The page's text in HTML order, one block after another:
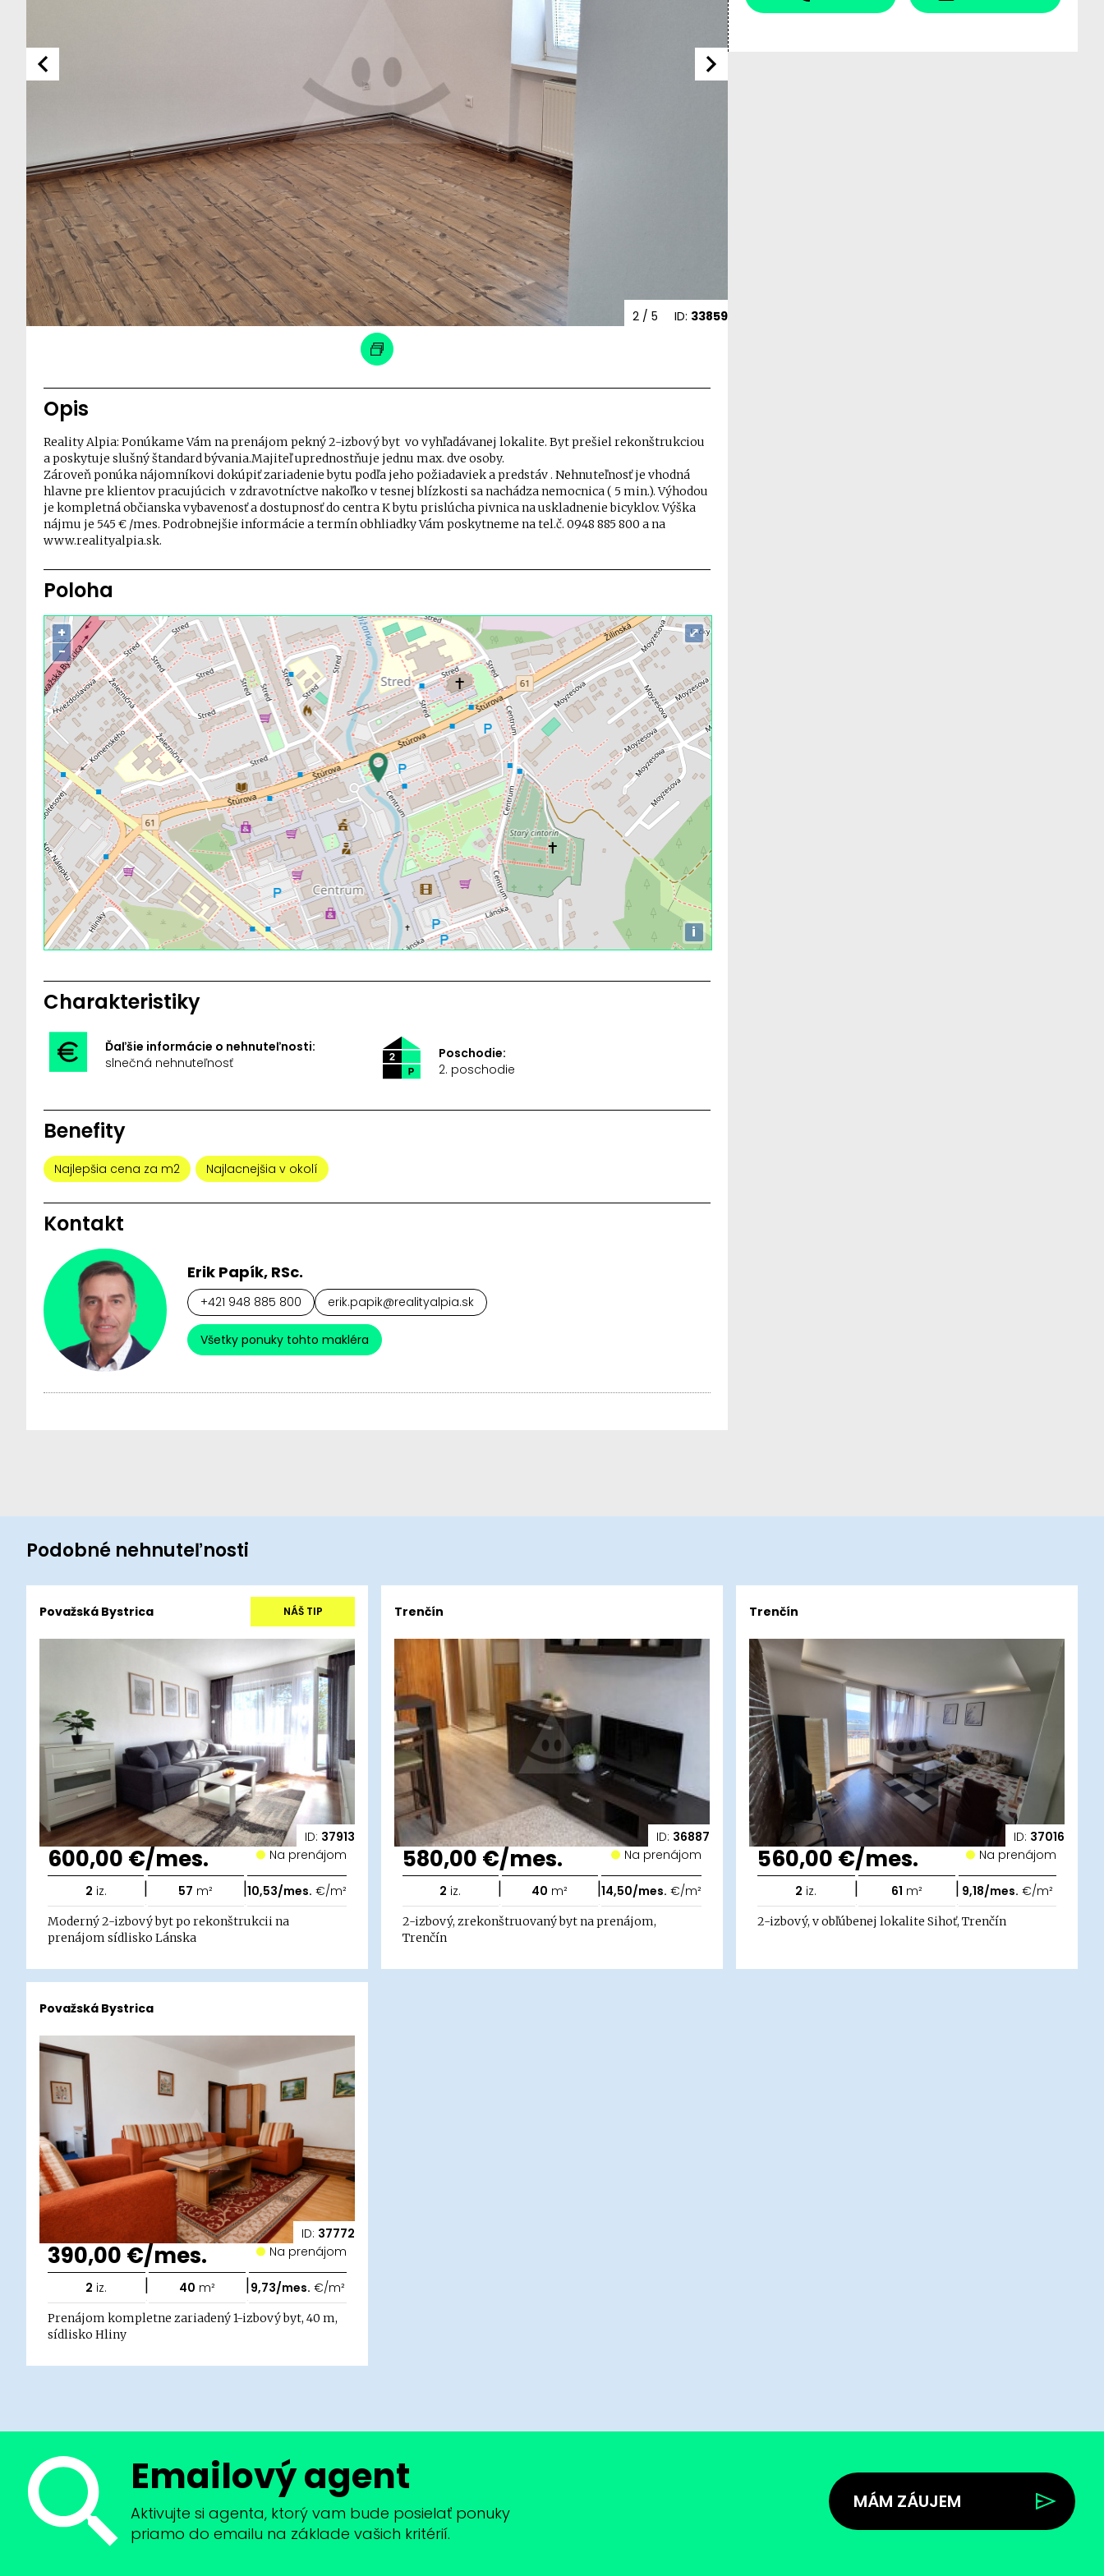
ID: 33859
2/ 5
Opis
Reality Alpia: Ponúkame Vám na prenájom pekný 2-izbový byt vo vyhľadávanej lokalite. Byt prešiel rekonštrukciou
a poskytuje slušný štandard bývania.Majiteľ uprednostňuje jednu max. dve osoby.
Zároveň ponúka nájomníkovi dokúpiť zariadenie bytu podľa jeho požiadaviek a predstáv . Nehnuteľnosť je vhodná
hlavne pre klientov pracujúcich v zdravotníctve nakoľko v tesnej blízkosti sa nachádza nemocnica ( 5 min.). Výhodou
je kompletná občianska vybavenosť a dostupnosť do centra K bytu prislúcha pivnica na uskladnenie bicyklov. Výška
nájmu je 545 € /mes. Podrobnejšie informácie a termín obhliadky Vám poskytneme na tel.č. 0948 885 800 a na
www.realityalpia.sk.
Poloha
+
−
i
⤢
Charakteristiky
Ďaľšie informácie o nehnuteľnosti:
slnečná nehnuteľnosť
Poschodie:
2. poschodie
Benefity
Najlepšia cena za m2 Najlacnejšia v okolí
Kontakt
Erik Papík, RSc.
+421 948 885 800 erik.papik@realityalpia.sk
Všetky ponuky tohto makléra
Podobné nehnuteľnosti
ID: 37913
Považská Bystrica NÁŠ TIP
600,00 €/mes. Na prenájom
2 iz. | 57 m² |10,53/mes. €/m²
Moderný 2-izbový byt po rekonštrukcii na
prenájom sídlisko Lánska
ID: 36887
Trenčín
580,00 €/mes. Na prenájom
2 iz. | 40 m² |14,50/mes. €/m²
2-izbový, zrekonštruovaný byt na prenájom,
Trenčín
ID: 37016
Trenčín
560,00 €/mes. Na prenájom
2 iz. | 61 m² | 9,18/mes. €/m²
2-izbový, v obľúbenej lokalite Sihoť, Trenčín
ID: 37772
Považská Bystrica
390,00 €/mes. Na prenájom
2 iz. | 40 m² | 9,73/mes. €/m²
Prenájom kompletne zariadený 1-izbový byt, 40 m,
sídlisko Hliny
Emailový agent
Aktivujte si agenta, ktorý vam bude posielať ponuky
priamo do emailu na základe vašich kritérií.
MÁM ZÁUJEM